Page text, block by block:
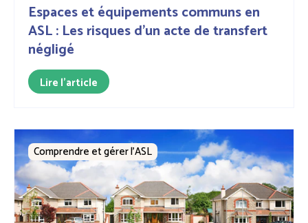
Espaces et équipements communs en
ASL : Les risques d'un acte de transfert
négligé
Lire l'article
Comprendre et gérer l’ASL